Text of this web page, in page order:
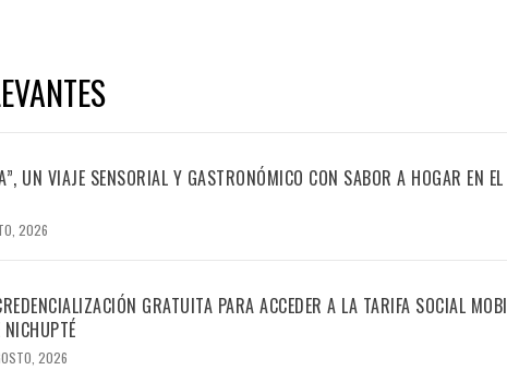
UN VIAJE SENSORIAL Y GASTRONÓMICO CON SABOR A HOGAR EN EL
2026
GRATUITA PARA ACCEDER A LA TARIFA SOCIAL MOBI
2026